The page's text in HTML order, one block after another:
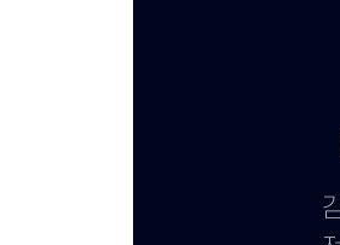
‘쿨하다’는 것은 어떤